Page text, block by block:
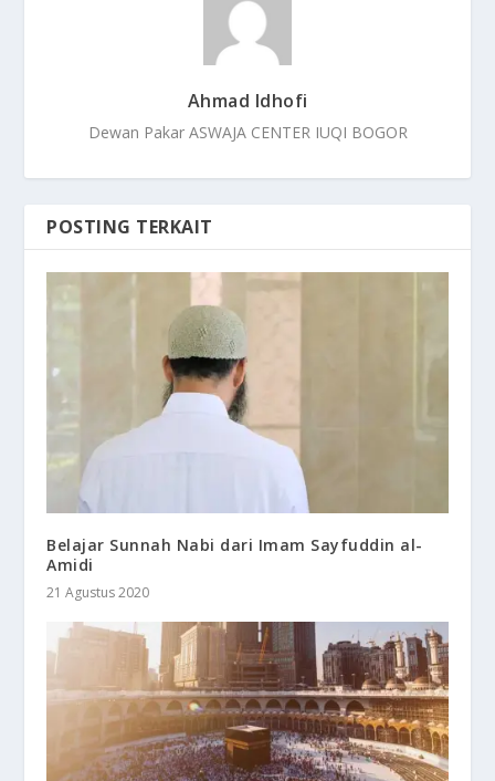
Ahmad Idhofi
Dewan Pakar ASWAJA CENTER IUQI BOGOR
POSTING TERKAIT
Belajar Sunnah Nabi dari Imam Sayfuddin al-
Amidi
21 Agustus 2020